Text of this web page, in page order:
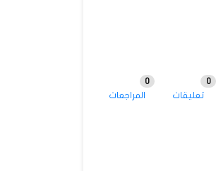
تعليقات
0
المراجعات
0